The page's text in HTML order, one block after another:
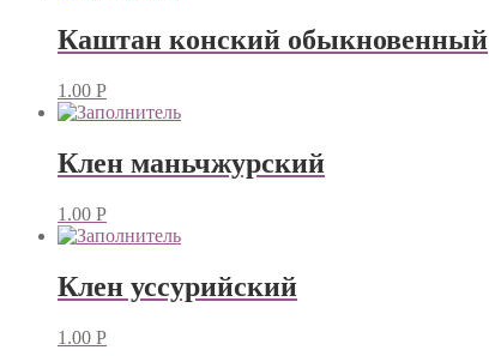
Каштан конский обыкновенный
1.00 Р
Клен маньчжурский
1.00 Р
Клен уссурийский
1.00 Р